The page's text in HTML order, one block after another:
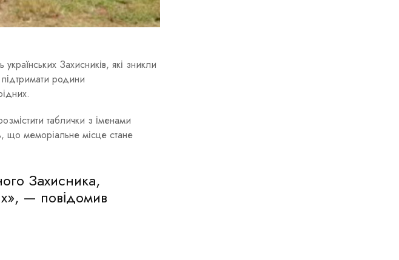
Захисників, які зникли
підтримати родини
таблички з іменами
що меморіальне місце стане
Захисника,
— повідомив